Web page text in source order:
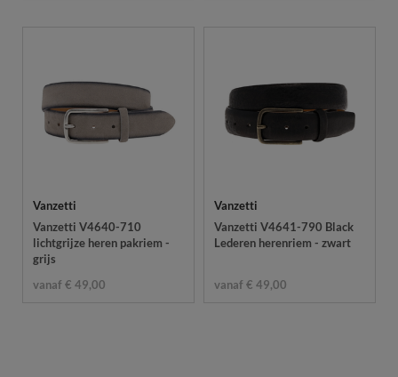
Vanzetti
Vanzetti V4640-710
lichtgrijze heren pakriem -
grijs
vanaf € 49,00
Vanzetti
Vanzetti V4641-790 Black
Lederen herenriem - zwart
vanaf € 49,00